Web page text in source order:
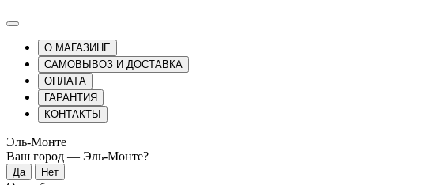
О МАГАЗИНЕ
САМОВЫВОЗ И ДОСТАВКА
ОПЛАТА
ГАРАНТИЯ
КОНТАКТЫ
Эль-Монте
Ваш город — Эль-Монте?